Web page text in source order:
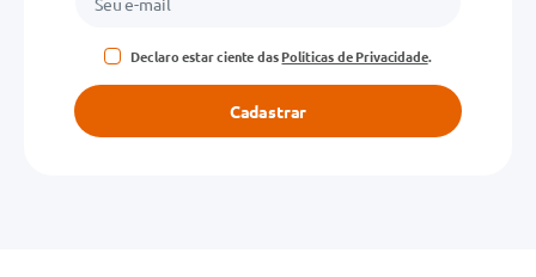
Declaro estar ciente dasPolíticas de Privacidade.
Cadastrar